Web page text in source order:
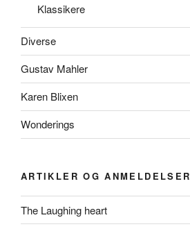
Klassikere
Diverse
Gustav Mahler
Karen Blixen
Wonderings
ARTIKLER OG ANMELDELSER
The Laughing heart